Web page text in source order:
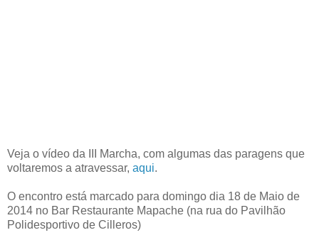
Veja o vídeo da III Marcha, com algumas das paragens que
voltaremos a atravessar, aqui.
O encontro está marcado para domingo dia 18 de Maio de
2014 no Bar Restaurante Mapache (na rua do Pavilhão
Polidesportivo de Cilleros)